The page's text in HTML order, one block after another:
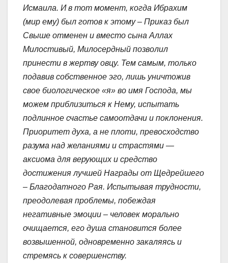
Исмаила. И в тот момент, когда Ибрахим
(мир ему) был готов к этому – Приказ был
Свыше отменен и вместо сына Аллах
Милостивый, Милосердный позволил
принести в жертву овцу. Тем самым, только
подавив собственное эго, лишь уничтожив
свое биологическое «я» во имя Господа, мы
можем приблизиться к Нему, испытать
подлинное счастье самоотдачи и поклонения.
Приоритет духа, а не плоти, превосходство
разума над желаниями и страстями —
аксиома для верующих и средство
достижения лучшей Награды от Щедрейшего
– Благодатного Рая. Испытывая трудности,
преодолевая проблемы, побеждая
негативные эмоции – человек морально
очищается, его душа становится более
возвышенной, одновременно закаляясь и
стремясь к совершенству.